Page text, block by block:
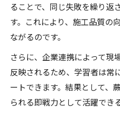
ることで、同じ失敗を繰り返
す。これにより、施工品質の
ながるのです。
さらに、企業連携によって現
反映されるため、学習者は常
ートできます。結果として、
られる即戦力として活躍でき